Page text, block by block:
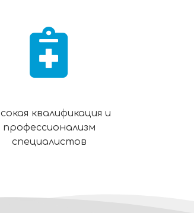
квалификация и
профессионализм
специалистов